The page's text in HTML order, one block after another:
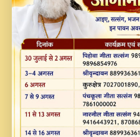
MERE MANN VICH
NEW PUNAJBI
FULL VIDEO HD.mp3
Na To Roop Hai Bindu Ji
Divine Bhajan by Shri Indresh
#BhaktiPath.mp3
Radha Rani Ki Kirpa Best
Song By Chitra Vichitra.mp3